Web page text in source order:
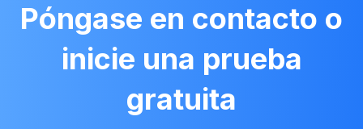
Póngase en contacto o
inicie una prueba
gratuita